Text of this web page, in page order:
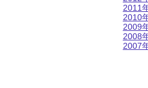
2011
2010
2009
2008
2007